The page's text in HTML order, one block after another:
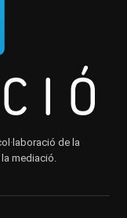
de la
mediació.